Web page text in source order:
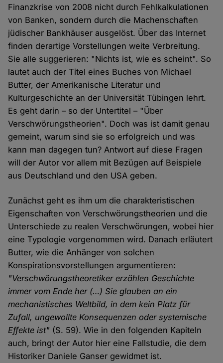
Finanzkrise von 2008 nicht durch Fehlkalkulationen
von Banken, sondern durch die Machenschaften
jüdischer Bankhäuser ausgelöst. Über das Internet
finden derartige Vorstellungen weite Verbreitung.
Sie alle suggerieren: "Nichts ist, wie es scheint". So
lautet auch der Titel eines Buches von Michael
Butter, der Amerikanische Literatur und
Kulturgeschichte an der Universität Tübingen lehrt.
Es geht darin – so der Untertitel – "Über
Verschwörungstheorien". Doch was ist damit genau
gemeint, warum sind sie so erfolgreich und was
kann man dagegen tun? Antwort auf diese Fragen
will der Autor vor allem mit Bezügen auf Beispiele
aus Deutschland und den USA geben.
Zunächst geht es ihm um die charakteristischen
Eigenschaften von Verschwörungstheorien und die
Unterschiede zu realen Verschwörungen, wobei hier
eine Typologie vorgenommen wird. Danach erläutert
Butter, wie die Anhänger von solchen
Konspirationsvorstellungen argumentieren:
"Verschwörungstheoretiker erzählen Geschichte
immer vom Ende her (…) Sie glauben an ein
mechanistisches Weltbild, in dem kein Platz für
Zufall, ungewollte Konsequenzen oder systemische
Effekte ist" (S. 59). Wie in den folgenden Kapiteln
auch, bringt der Autor hier eine Fallstudie, die dem
Historiker Daniele Ganser gewidmet ist.